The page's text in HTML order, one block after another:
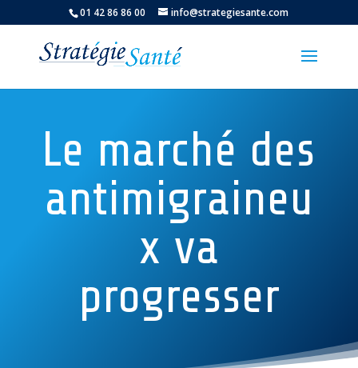
01 42 86 86 00 info@strategiesante.com
Le marché des
antimigraineu
x va
progresser